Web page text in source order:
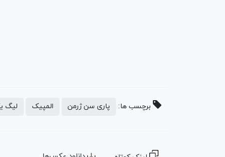
برچسب ها: پاری سن ژرمن المپیک لیگ